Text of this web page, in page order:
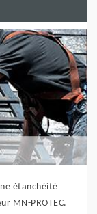
étanchéité
MN-PROTEC.